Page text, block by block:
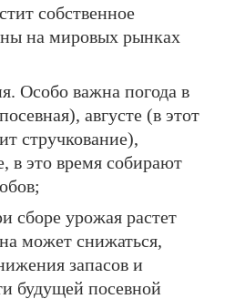
собственное
на мировых рынках
Особо важна погода в
августе (в этот
стручкование),
в это время собирают
сборе урожая растет
может снижаться,
запасов и
будущей посевной